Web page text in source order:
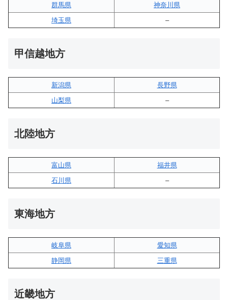
群馬県
神奈川県
埼玉県
–
甲信越地方
新潟県
長野県
山梨県
–
北陸地方
富山県
福井県
石川県
–
東海地方
岐阜県
愛知県
静岡県
三重県
近畿地方